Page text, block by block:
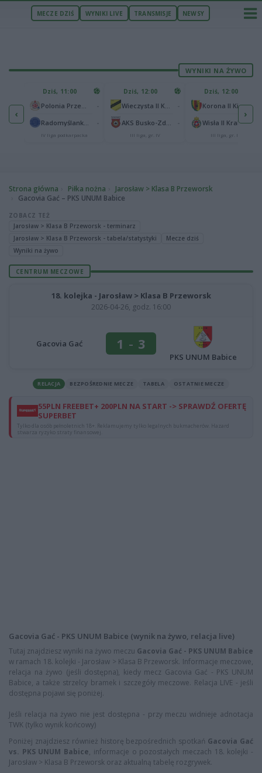
MECZE DZIŚ WYNIKI LIVE TRANSMISJE NEWSY
WYNIKI NA ŻYWO
‹
1
1
Dziś, 11:00
IV liga podkarpacka
Dziś, 12:00
III liga, gr. IV
Dziś, 12:00
Korona II Kielce
Wisła II Kraków
III liga, gr. IV
›
Strona główna Piłka nożna
Jarosław > Klasa B Przeworsk
Gacovia Gać – PKS UNUM Babice
ZOBACZ TEŻ
Jarosław > Klasa B Przeworsk - terminarz
Jarosław > Klasa B Przeworsk - tabela/statystyki
Mecze dziś
Wyniki na żywo
CENTRUM MECZOWE
18. kolejka - Jarosław > Klasa B Przeworsk
2026-04-26, godz. 16:00
Gacovia Gać 1 - 3
PKS UNUM Babice
RELACJA BEZPOŚREDNIE MECZE TABELA OSTATNIE MECZE
55PLN FREEBET+ 200PLN NA START -> SPRAWDŹ OFERTĘ
SUPERBET
Tylko dla osób pełnoletnich 18+. Reklamujemy tylko legalnych bukmacherów. Hazard
stwarza ryzyko straty finansowej.
Gacovia Gać - PKS UNUM Babice (wynik na żywo, relacja live)
Tutaj znajdziesz wyniki na żywo meczu Gacovia Gać - PKS UNUM Babice
w ramach 18. kolejki - Jarosław > Klasa B Przeworsk. Informacje meczowe,
relacja na żywo (jeśli dostępna), kiedy mecz Gacovia Gać - PKS UNUM
Babice, a także strzelcy bramek i szczegóły meczowe. Relacja LIVE - jeśli
dostępna pojawi się poniżej.
Jeśli relacja na żywo nie jest dostępna - przy meczu widnieje adnotacja
TWK (tylko wynik końcowy)
Poniżej znajdziesz również historę bezpośrednich spotkań Gacovia Gać
vs. PKS UNUM Babice, informacje o pozostałych meczach 18. kolejki -
Jarosław > Klasa B Przeworsk oraz aktualną tabelę rozgrywek.